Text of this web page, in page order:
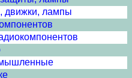
движки, лампы